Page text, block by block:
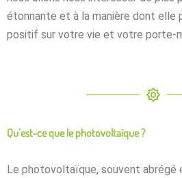
étonnante et à la manière dont elle
positif sur votre vie et votre porte-
Qu’est–ceque le photovoltaïque?
Le photovoltaïque, souvent abrégé